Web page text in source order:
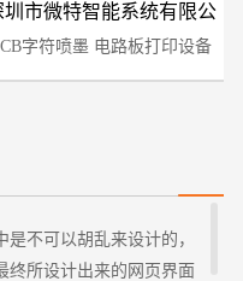
圳市微特智能系统有限公
司
字符喷墨 电路板打印设备
不可以胡乱来设计的，
终所设计出来的网页界面